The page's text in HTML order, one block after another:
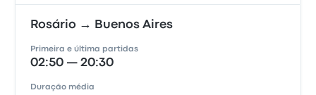
Rosário → Buenos Aires
Primeira e última partidas
02:50 — 20:30
Duração média